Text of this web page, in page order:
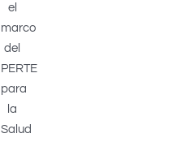
el
marco
del
PERTE
para
la
Salud